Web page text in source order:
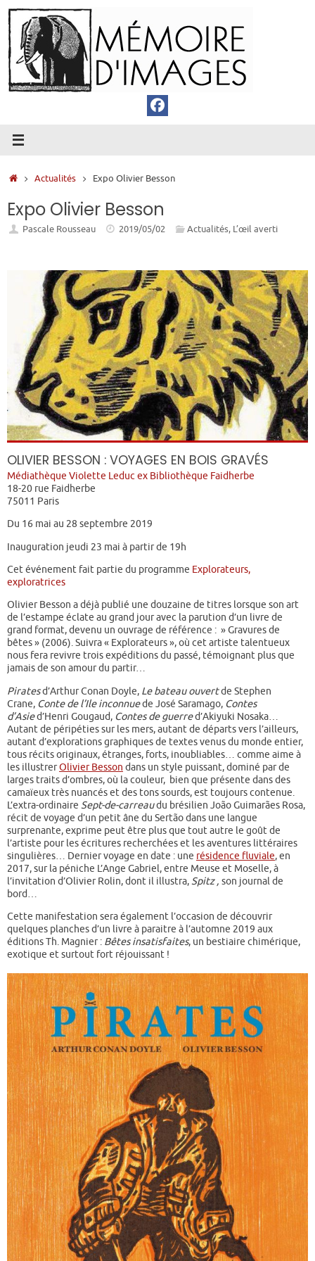
Passer
au
contenu
Accueil
Actualités Expo Olivier Besson
Expo Olivier Besson
Pascale Rousseau 2019/05/02 Actualités, L’œil averti
OLIVIER BESSON : VOYAGES EN BOIS GRAVÉS
Médiathèque Violette Leduc ex Bibliothèque Faidherbe
18-20 rue Faidherbe
75011 Paris
Du 16 mai au 28 septembre 2019
Inauguration jeudi 23 mai à partir de 19h
Cet événement fait partie du programme Explorateurs,
exploratrices
Olivier Besson a déjà publié une douzaine de titres lorsque son art
de l’estampe éclate au grand jour avec la parution d’un livre de
grand format, devenu un ouvrage de référence : » Gravures de
bêtes » (2006). Suivra « Explorateurs », où cet artiste talentueux
nous fera revivre trois expéditions du passé, témoignant plus que
jamais de son amour du partir…
Piratesd’Arthur Conan Doyle, Le bateau ouvertde Stephen
Crane, Conte de l’Ile inconnuede José Saramago, Contes
d’Asied’Henri Gougaud, Contes de guerred’Akiyuki Nosaka…
Autant de péripéties sur les mers, autant de départs vers l’ailleurs,
autant d’explorations graphiques de textes venus du monde entier,
tous récits originaux, étranges, forts, inoubliables… comme aime à
les illustrerOlivier Besson dans un style puissant, dominé par de
larges traits d’ombres, où la couleur, bien que présente dans des
camaïeux très nuancés et des tons sourds, est toujours contenue.
L’extra-ordinaire Sept-de-carreaudu brésilien João Guimarães Rosa,
récit de voyage d’un petit âne du Sertão dans une langue
surprenante, exprime peut être plus que tout autre le goût de
l’artiste pour les écritures recherchées et les aventures littéraires
singulières… Dernier voyage en date : une résidence fluviale, en
2017, sur la péniche L’Ange Gabriel, entre Meuse et Moselle, à
l’invitation d’Olivier Rolin, dont il illustra,Spitz , son journal de
bord…
Cette manifestation sera également l’occasion de découvrir
quelques planches d’un livre à paraitre à l’automne 2019 aux
éditions Th. Magnier : Bêtes insatisfaites, un bestiaire chimérique,
exotique et surtout fort réjouissant !